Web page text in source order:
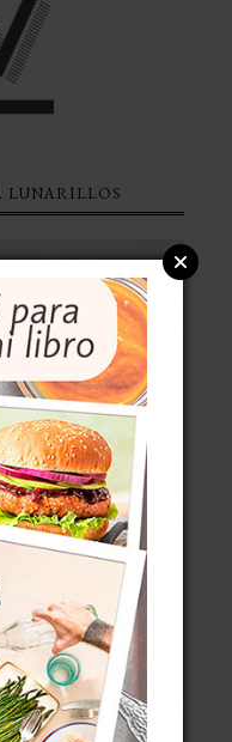
LUNARILLOS